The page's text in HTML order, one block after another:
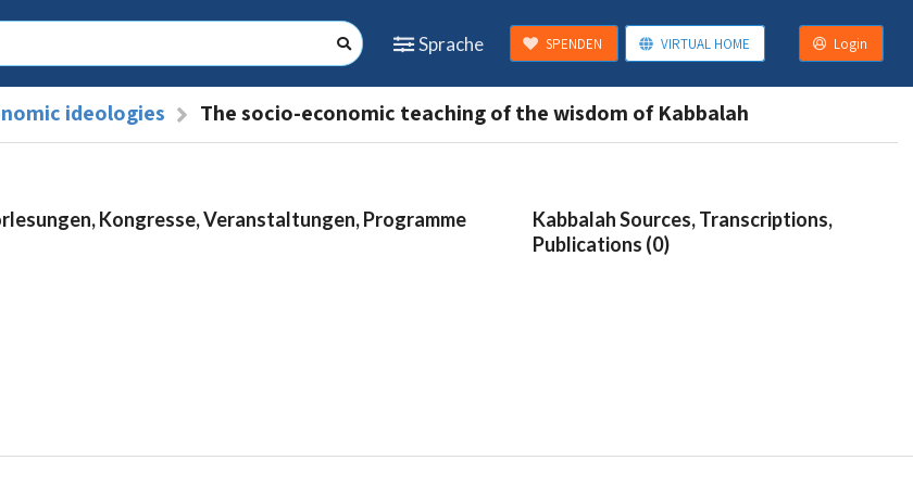
Sprache SPENDEN VIRTUAL HOME Login
ideologies The socio-economic teaching of the wisdom of Kabbalah
Kongresse, Veranstaltungen, Programme
Kabbalah Sources, Transcriptions,
Publications (0)